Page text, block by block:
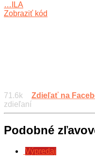
…ILA
Zobraziť kód
71.6k
zdieľaní
Zdieľať na
Podobné
Výpredaj